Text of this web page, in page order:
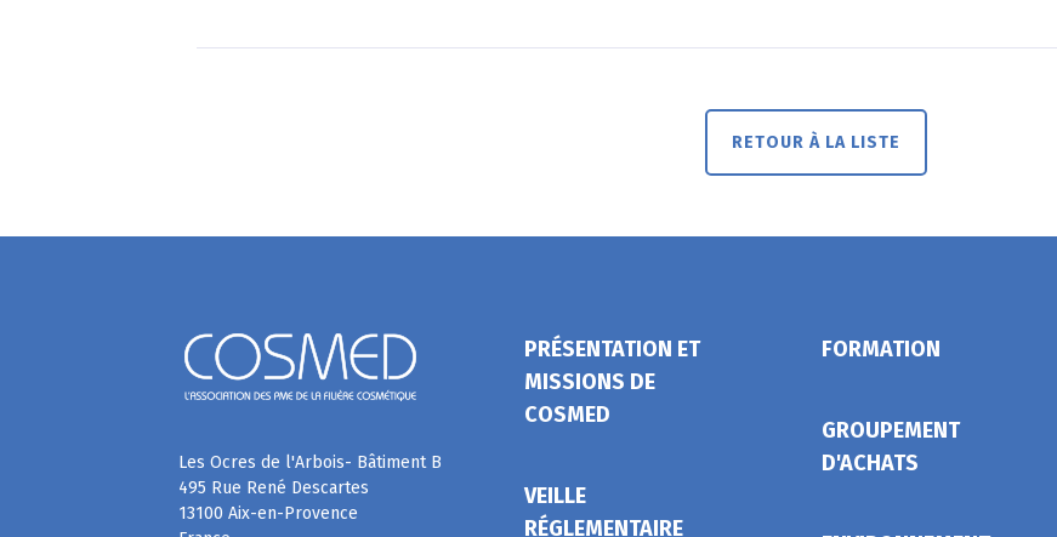
RETOUR À LA LISTE
Les Ocres de l'Arbois- Bâtiment B
495 Rue René Descartes
13100 Aix-en-Provence
PRÉSENTATION ET
MISSIONS DE
COSMED
VEILLE
RÉGLEMENTAIRE
FORMATION
GROUPEMENT
D'ACHATS